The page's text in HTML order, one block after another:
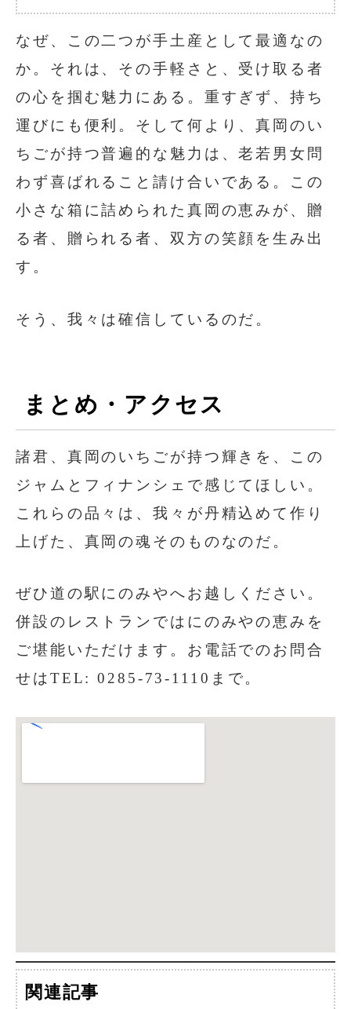
なぜ、この二つが手土産として最適なの
か。それは、その手軽さと、受け取る者
の心を掴む魅力にある。重すぎず、持ち
運びにも便利。そして何より、真岡のい
ちごが持つ普遍的な魅力は、老若男女問
わず喜ばれること請け合いである。この
小さな箱に詰められた真岡の恵みが、贈
る者、贈られる者、双方の笑顔を生み出
す。
そう、我々は確信しているのだ。
まとめ・アクセス
諸君、真岡のいちごが持つ輝きを、この
ジャムとフィナンシェで感じてほしい。
これらの品々は、我々が丹精込めて作り
上げた、真岡の魂そのものなのだ。
ぜひ道の駅にのみやへお越しください。
併設のレストランではにのみやの恵みを
ご堪能いただけます。お電話でのお問合
せはTEL: 0285-73-1110まで。
関連記事